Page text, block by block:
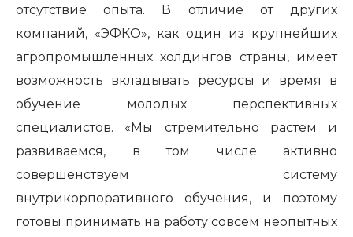
отсутствие опыта. В отличие от других
компаний, «ЭФКО», как один из крупнейших
агропромышленных холдингов страны, имеет
возможность вкладывать ресурсы и время в
обучение молодых перспективных
специалистов. «Мы стремительно растем и
развиваемся, в том числе активно
совершенствуем систему
внутрикорпоративного обучения, и поэтому
готовы принимать на работу совсем неопытных